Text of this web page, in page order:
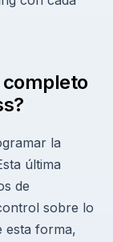
completo
la
última
de
sobre lo
esta forma,